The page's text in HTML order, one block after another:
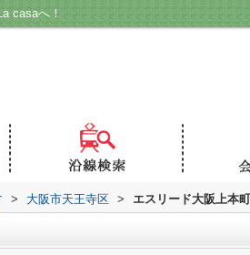
casaへ！
> 大阪市天王寺区 > エスリード大阪上本